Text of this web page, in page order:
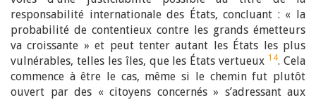
responsabilité internationale des États, concluant : « la
probabilité de contentieux contre les grands émetteurs
va croissante » et peut tenter autant les États les plus
vulnérables, telles les îles, que les États vertueux 14. Cela
commence à être le cas, même si le chemin fut plutôt
ouvert par des « citoyens concernés » s’adressant aux